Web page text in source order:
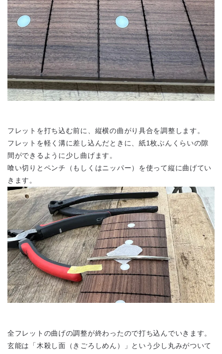
フレットを打ち込む前に、縦横の曲がり具合を調整します。
フレットを軽く溝に差し込んだときに、紙1枚ぶんくらいの隙
間ができるように少し曲げます。
喰い切りとペンチ（もしくはニッパー）を使って縦に曲げてい
きます。
全フレットの曲げの調整が終わったので打ち込んでいきます。
玄能は「木殺し面（きごろしめん）」という少し丸みがついて